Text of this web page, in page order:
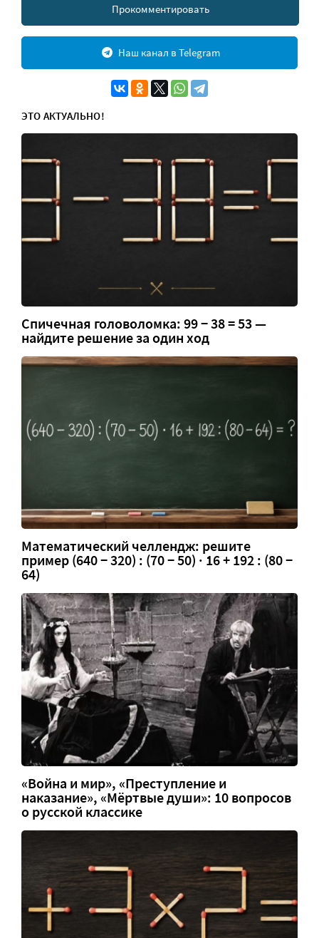
Прокомментировать
Наш канал в Telegram
ЭТО АКТУАЛЬНО!
Спичечная головоломка: 99 − 38 = 53 —
найдите решение за один ход
Математический челлендж: решите
пример (640 − 320) : (70 − 50) · 16 + 192 : (80 −
64)
«Война и мир», «Преступление и
наказание», «Мёртвые души»: 10 вопросов
о русской классике